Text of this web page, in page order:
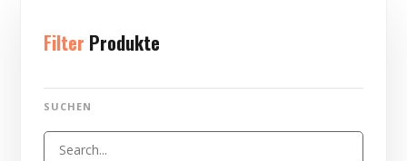
Filter Produkte
SUCHEN